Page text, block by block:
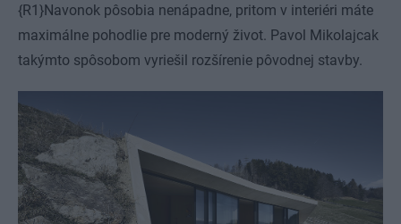
{R1}Navonok pôsobia nenápadne, pritom v interiéri máte
maximálne pohodlie pre moderný život. Pavol Mikolajcak
takýmto spôsobom vyriešil rozšírenie pôvodnej stavby.